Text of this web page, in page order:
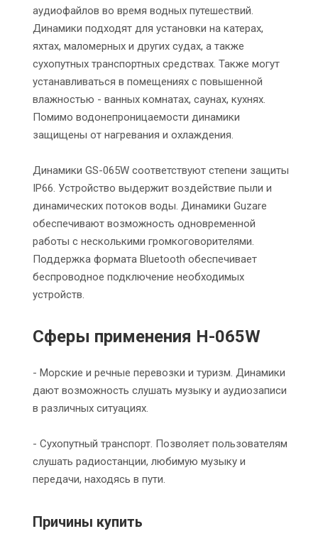
аудиофайлов во время водных путешествий.
Динамики подходят для установки на катерах,
яхтах, маломерных и других судах, а также
сухопутных транспортных средствах. Также могут
устанавливаться в помещениях с повышенной
влажностью - ванных комнатах, саунах, кухнях.
Помимо водонепроницаемости динамики
защищены от нагревания и охлаждения.
Динамики GS-065W соответствуют степени защиты
IP66. Устройство выдержит воздействие пыли и
динамических потоков воды. Динамики Guzare
обеспечивают возможность одновременной
работы с несколькими громкоговорителями.
Поддержка формата Bluetooth обеспечивает
беспроводное подключение необходимых
устройств.
Сферы применения H-065W
- Морские и речные перевозки и туризм. Динамики
дают возможность слушать музыку и аудиозаписи
в различных ситуациях.
- Сухопутный транспорт. Позволяет пользователям
слушать радиостанции, любимую музыку и
передачи, находясь в пути.
Причины купить